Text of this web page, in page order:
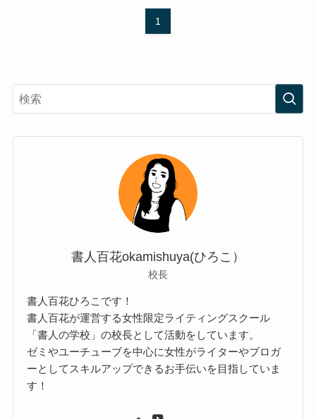
1
書人百花okamishuya(ひろこ）
校長
書人百花ひろこです！
書人百花が運営する女性限定ライティングスクール
「書人の学校」の校長として活動をしています。
ゼミやユーチューブを中心に女性がライターやブロガ
ーとしてスキルアップできるお手伝いを目指していま
す！